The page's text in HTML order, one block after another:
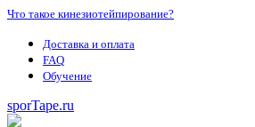
Что такое кинезиотейпирование?
Доставка и оплата
FAQ
Обучение
sporTape.ru